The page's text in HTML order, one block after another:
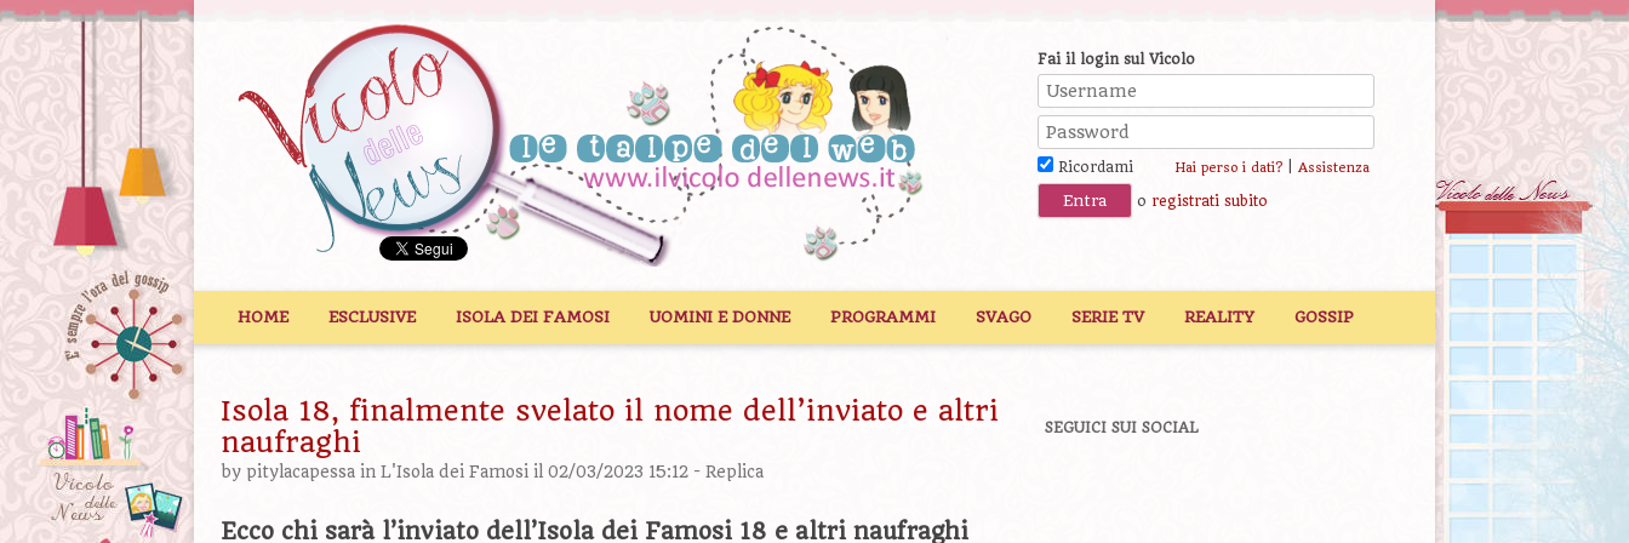
Fai il login sul Vicolo
Ricordami Hai perso i dati?| Assistenza
o registrati subito
HOME ESCLUSIVE ISOLA DEI FAMOSI UOMINI E DONNE PROGRAMMI SVAGO SERIE TV REALITY GOSSIP
Isola 18, finalmente svelato il nome dell’inviato e altri
naufraghi
by pitylacapessa in L'Isola dei Famosi il 02/03/2023 15:12 - Replica
Ecco chi sarà l’inviato dell’Isola dei Famosi 18 e altri naufraghi
SEGUICI SUI SOCIAL